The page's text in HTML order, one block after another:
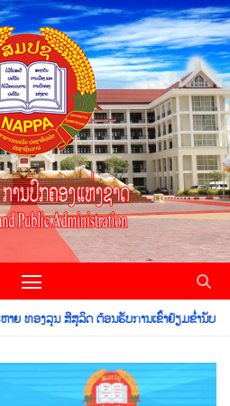
ນຮັບການເຂົ້າຢ້ຽມຂຳ່ນັບ ຂອງຄະນະຜູ້ແທນຂັ້ນສູ